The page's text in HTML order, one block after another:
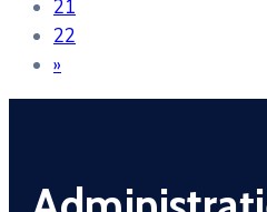
21
22
»